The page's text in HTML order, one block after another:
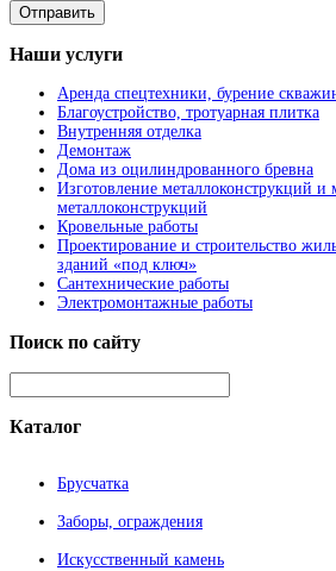
Наши услуги
Аренда спецтехники, бурение
Благоустройство, тротуарная плитка
Внутренняя отделка
Демонтаж
Дома из оцилиндрованного бревна
Изготовление металлоконструкций и
металлоконструкций
Кровельные работы
Проектирование и строительство
зданий «под ключ»
Сантехнические работы
Электромонтажные работы
Поиск по сайту
Каталог
Брусчатка
Заборы, ограждения
Искусственный камень